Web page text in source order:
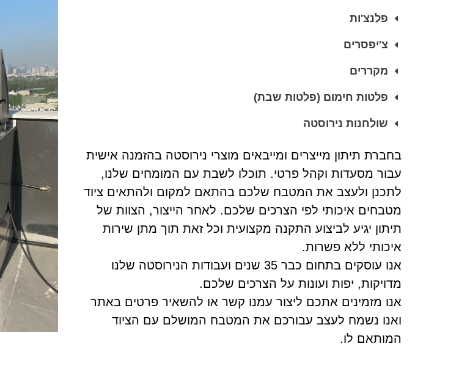
פלנצ'ות
צ'יפסרים
מקררים
פלטות חימום (פלטות שבת)
שולחנות נירוסטה
בחברת תיתון מייצרים ומייבאים מוצרי נירוסטה בהזמנה אישית
עבור מסעדות וקהל פרטי. תוכלו לשבת עם המומחים שלנו,
לתכנן ולעצב את המטבח שלכם בהתאם למקום ולהתאים ציוד
מטבחים איכותי לפי הצרכים שלכם. לאחר הייצור, הצוות של
תיתון יגיע לביצוע התקנה מקצועית וכל זאת תוך מתן שירות
איכותי ללא פשרות.
אנו עוסקים בתחום כבר 35 שנים ועבודות הנירוסטה שלנו
מדויקות, יפות ועונות על הצרכים שלכם.
אנו מזמינים אתכם ליצור עמנו קשר או להשאיר פרטים באתר
ואנו נשמח לעצב עבורכם את המטבח המושלם עם הציוד
המותאם לו.